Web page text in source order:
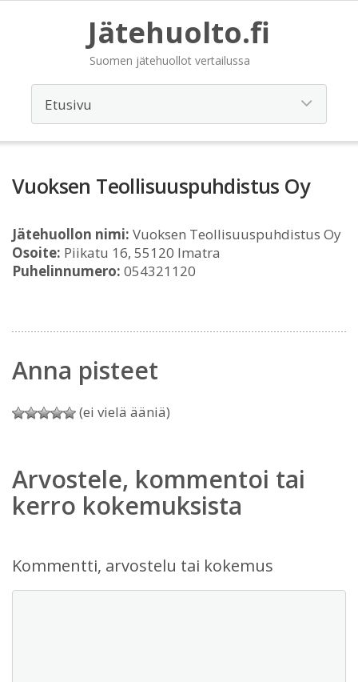
Jätehuolto.fi
Suomen jätehuollot vertailussa
Vuoksen Teollisuuspuhdistus Oy
Jätehuollon nimi: Vuoksen Teollisuuspuhdistus Oy
Osoite: Piikatu 16, 55120 Imatra
Puhelinnumero: 054321120
Anna pisteet
(ei vielä ääniä)
Arvostele, kommentoi tai
kerro kokemuksista
Kommentti, arvostelu tai kokemus